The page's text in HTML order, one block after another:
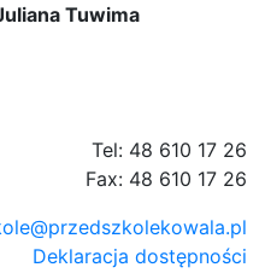
Tuwima
Tel: 48 610 17 26
Fax: 48 610 17 26
Deklaracja dostępności